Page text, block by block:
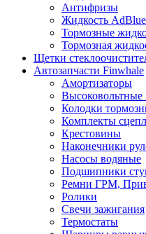
Антифризы
Жидкость AdBlue
Тормозные
Тормозная
Щетки
Автозапчасти Finwhale
Амортизаторы
Высоковольтные
Колодки
Комплекты
Крестовины
Наконечники
Насосы водяные
Подшипники
Ремни ГРМ,
Ролики
Свечи зажигания
Термостаты